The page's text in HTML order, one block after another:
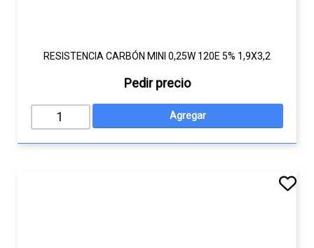
RESISTENCIA CARBÓN MINI 0,25W 120E 5% 1,9X3,2
Pedir precio